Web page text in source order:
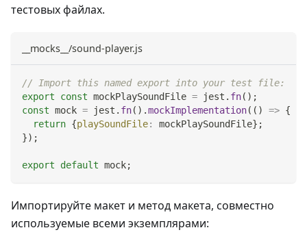
тестовых файлах.
__mocks__/sound-player.js
// Import this named export into your test file:
export
const mockPlaySoundFile = jest . fn( ) ;
const mock = jest . fn( ) .mockImplementation( ( ) => {
return {playSoundFile: mockPlaySoundFile} ;
}) ;
export default mock;
Импортируйте макет и метод макета, совместно
используемые всеми экземплярами: